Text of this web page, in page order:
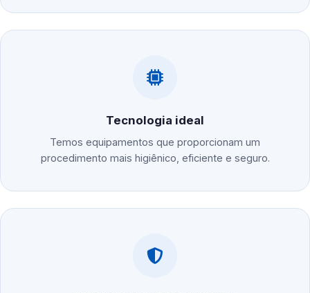
Tecnologia ideal
Temos equipamentos que proporcionam um
procedimento mais higiênico, eficiente e seguro.